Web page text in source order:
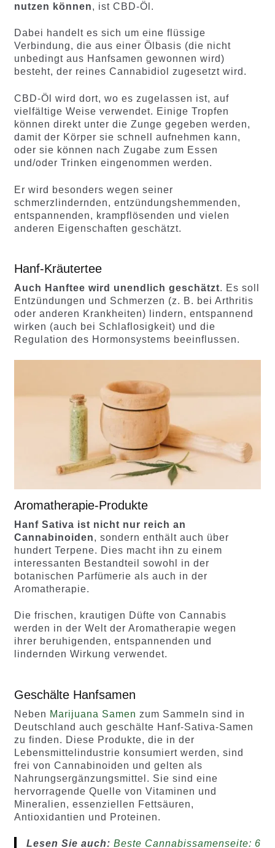
nutzen können, ist CBD-Öl.
Dabei handelt es sich um eine flüssige
Verbindung, die aus einer Ölbasis (die nicht
unbedingt aus Hanfsamen gewonnen wird)
besteht, der reines Cannabidiol zugesetzt wird.
CBD-Öl wird dort, wo es zugelassen ist, auf
vielfältige Weise verwendet. Einige Tropfen
können direkt unter die Zunge gegeben werden,
damit der Körper sie schnell aufnehmen kann,
oder sie können nach Zugabe zum Essen
und/oder Trinken eingenommen werden.
Er wird besonders wegen seiner
schmerzlindernden, entzündungshemmenden,
entspannenden, krampflösenden und vielen
anderen Eigenschaften geschätzt.
Hanf-Kräutertee
Auch Hanftee wird unendlich geschätzt. Es soll
Entzündungen und Schmerzen (z. B. bei Arthritis
oder anderen Krankheiten) lindern, entspannend
wirken (auch bei Schlaflosigkeit) und die
Regulation des Hormonsystems beeinflussen.
Aromatherapie-Produkte
Hanf Sativa ist nicht nur reich an
Cannabinoiden, sondern enthält auch über
hundert Terpene. Dies macht ihn zu einem
interessanten Bestandteil sowohl in der
botanischen Parfümerie als auch in der
Aromatherapie.
Die frischen, krautigen Düfte von Cannabis
werden in der Welt der Aromatherapie wegen
ihrer beruhigenden, entspannenden und
lindernden Wirkung verwendet.
Geschälte Hanfsamen
Neben Marijuana Samen zum Sammeln sind in
Deutschland auch geschälte Hanf-Sativa-Samen
zu finden. Diese Produkte, die in der
Lebensmittelindustrie konsumiert werden, sind
frei von Cannabinoiden und gelten als
Nahrungsergänzungsmittel. Sie sind eine
hervorragende Quelle von Vitaminen und
Mineralien, essenziellen Fettsäuren,
Antioxidantien und Proteinen.
Lesen Sie auch: Beste Cannabissamenseite: 6